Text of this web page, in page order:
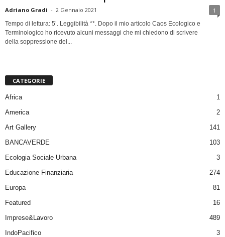
Adriano Gradi - 2 Gennaio 2021 1
Tempo di lettura: 5’. Leggibilità **. Dopo il mio articolo Caos Ecologico e
Terminologico ho ricevuto alcuni messaggi che mi chiedono di scrivere
della soppressione del...
CATEGORIE
Africa
1
America
2
Art Gallery
141
BANCAVERDE
103
Ecologia Sociale Urbana
3
Educazione Finanziaria
274
Europa
81
Featured
16
Imprese&Lavoro
489
IndoPacifico
3